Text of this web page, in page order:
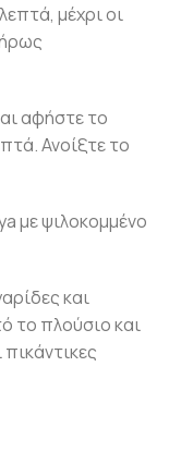
μέχρι οι
αφήστε το
Ανοίξτε το
με ψιλοκομμένο
και
το πλούσιο και